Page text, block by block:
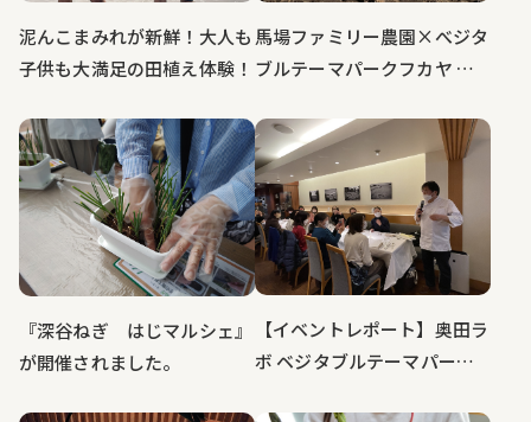
泥んこまみれが新鮮！大人も
子供も大満足の田植え体験！
馬場ファミリー農園×べジタ
ブルテーマパークフカヤ ｜
ぎのオーナーになって定植か
ら収穫までを体験！
『深谷ねぎ はじマルシェ』
が開催されました。
【イベントレポート】奥田ラ
ボ ベジタブルテーマパーク